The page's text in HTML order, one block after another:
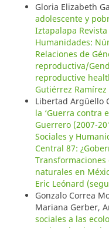
Gloria Elizabeth
adolescente y
Iztapalapa
Humanidades:
Relaciones de
reproductiva/
reproductive
Gutiérrez Ramírez
Libertad Argüello
la ‘Guerra contra
Guerrero (2007-
Sociales y
Central 87:
naturales en
Eric Leónard
Gonzalo Correa
Mariana Gerber,
sociales a las